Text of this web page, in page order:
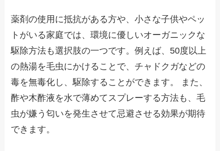
薬剤の使用に抵抗がある方や、小さな子供やペッ
トがいる家庭では、環境に優しいオーガニックな
駆除方法も選択肢の一つです。例えば、50度以上
の熱湯を毛虫にかけることで、チャドクガなどの
毒を無毒化し、駆除することができます。 また、
酢や木酢液を水で薄めてスプレーする方法も、毛
虫が嫌う匂いを発生させて忌避させる効果が期待
できます。